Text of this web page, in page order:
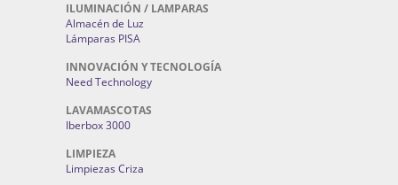
ILUMINACIÓN / LAMPARAS
Almacén de Luz
Lámparas PISA
INNOVACIÓN Y TECNOLOGÍA
Need Technology
LAVAMASCOTAS
Iberbox 3000
LIMPIEZA
Limpiezas Criza